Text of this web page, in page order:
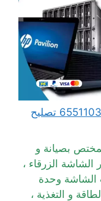
مهندس كمبيوتر العارضية الصناعية 65511033 تصليح
بصيانة و
الزرقاء ،
الشاشة وحدة
و التغذية ،